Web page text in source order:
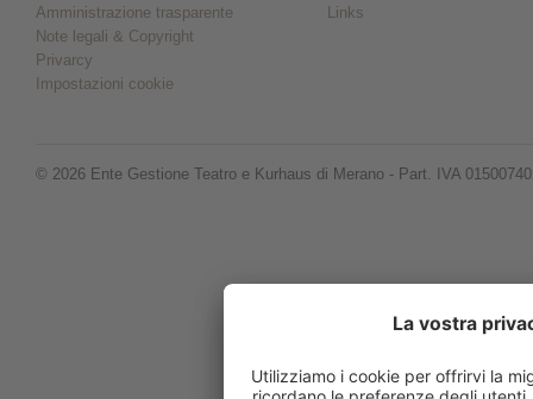
Amministrazione trasparente
Note legali & Copyright
Privarcy
Impostazioni cookie
Links
© 2026 Ente Gestione Teatro e Kurhaus di Merano - Part. IVA